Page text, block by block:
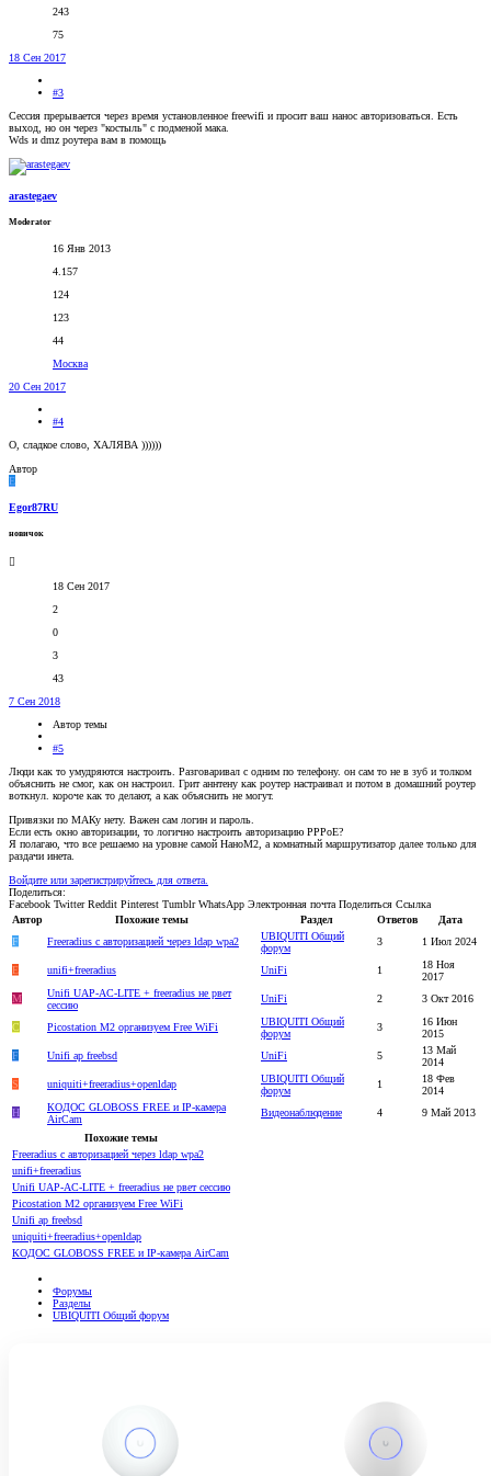
243
75
18 Сен 2017
#3
Сессия прерывается через время установленное freewifi и просит ваш нанос авторизоваться. Есть
выход, но он через "костыль" с подменой мака.
Wds и dmz роутера вам в помощь
arastegaev
Moderator
16 Янв 2013
4.157
124
123
44
Москва
20 Сен 2017
#4
О, сладкое слово, ХАЛЯВА ))))))
Автор
E
Egor87RU
новичок
18 Сен 2017
2
0
3
43
7 Сен 2018
Автор темы
#5
Люди как то умудряются настроить. Разговаривал с одним по телефону. он сам то не в зуб и толком
объяснить не смог, как он настроил. Грит аннтену как роутер настраивал и потом в домашний роутер
воткнул. короче как то делают, а как объяснить не могут.
Привязки по МАКу нету. Важен сам логин и пароль.
Если есть окно авторизации, то логично настроить авторизацию PPPoE?
Я полагаю, что все решаемо на уровне самой НаноМ2, а комнатный маршрутизатор далее только для
раздачи инета.
Войдите или зарегистрируйтесь для ответа.
Поделиться:
Facebook Twitter Reddit Pinterest Tumblr WhatsApp Электронная почта Поделиться Ссылка
Автор
Похожие темы Раздел Ответов
Дата
F
Freeradius c авторизацией через ldap wpa2
UBIQUITI Общий
форум
3 1 Июл 2024
E unifi+freeradius UniFi 1
18 Ноя
2017
M
Unifi UAP-AC-LITE + freeradius не рвет
сессию
UniFi 2 3 Окт 2016
C Picostation M2 организуем Free WiFi
UBIQUITI Общий
форум
3
16 Июн
2015
F
Unifi ap freebsd UniFi 5
13 Май
2014
S
uniquiti+freeradius+openldap
UBIQUITI Общий
форум
1
18 Фев
2014
H
КОДОС GLOBOSS FREE и IP-камера
AirCam
Видеонаблюдение 4 9 Май 2013
Похожие темы
Freeradius c авторизацией через ldap wpa2
unifi+freeradius
Unifi UAP-AC-LITE + freeradius не рвет сессию
Picostation M2 организуем Free WiFi
Unifi ap freebsd
uniquiti+freeradius+openldap
КОДОС GLOBOSS FREE и IP-камера AirCam
Форумы
Разделы
UBIQUITI Общий форум